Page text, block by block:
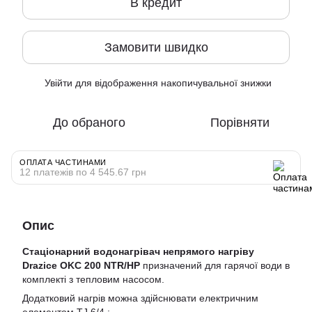
Замовити швидко
Увійти для відображення накопичувальної знижки
До обраного Порівняти
ОПЛАТА ЧАСТИНАМИ
12 платежів по 4 545.67 грн
Опис
Стаціонарний водонагрівач непрямого нагріву
Drazice OKC 200 NTR/HP призначений для гарячої води в
комплекті з тепловим насосом.
Додатковий нагрів можна здійснювати електричним